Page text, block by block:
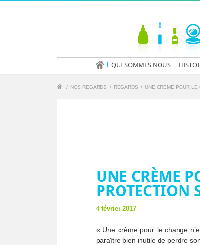
QUI SOMMES NOUS
/ NOS REGARDS / REGARDS / UNE CRÈME POUR LE
UNE CRÈME
PROTECTION
4 février 2017
« Une crème pour le change
paraître bien inutile de perdre